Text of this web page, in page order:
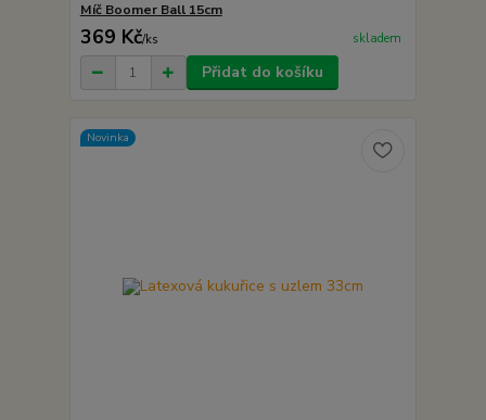
Míč Boomer Ball 15cm
369 Kč/ks skladem
Přidat do košíku
Novinka